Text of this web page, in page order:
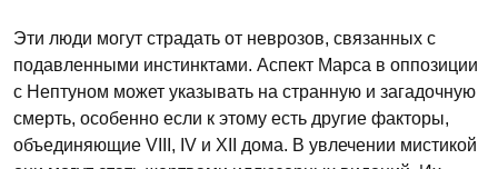
Эти люди могут страдать от неврозов, связанных с
подавленными инстинктами. Аспект Марса в оппозиции
с Нептуном может указывать на странную и загадочную
смерть, особенно если к этому есть другие факторы,
объединяющие VIII, IV и XII дома. В увлечении мистикой